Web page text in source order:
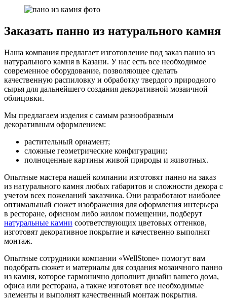
Заказать панно из натурального камня
Наша компания предлагает изготовление под заказ панно из
натурального камня в Казани. У нас есть все необходимое
современное оборудование, позволяющее сделать
качественную распиловку и обработку твердого природного
сырья для дальнейшего создания декоративной мозаичной
облицовки.
Мы предлагаем изделия с самым разнообразным
декоративным оформлением:
растительный орнамент;
сложные геометрические конфигурации;
полноценные картины живой природы и животных.
Опытные мастера нашей компании изготовят панно на заказ
из натурального камня любых габаритов и сложности декора с
учетом всех пожеланий заказчика. Они разработают наиболее
оптимальный сюжет изображения для оформления интерьера
в ресторане, офисном либо жилом помещении, подберут
натуральные камни соответствующих цветовых оттенков,
изготовят декоративное покрытие и качественно выполнят
монтаж.
Опытные сотрудники компании «WellStone» помогут вам
подобрать сюжет и материалы для создания мозаичного панно
из камня, которое гармонично дополнит дизайн вашего дома,
офиса или ресторана, а также изготовят все необходимые
элементы и выполнят качественный монтаж покрытия.